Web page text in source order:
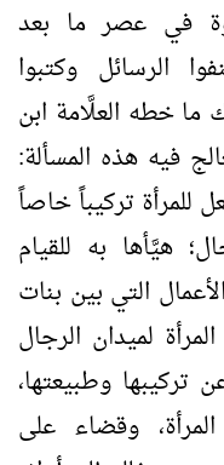
في عصر ما بعد
الرسائل وكتبوا
ما خطه العلَّامة ابن
فيه هذه المسألة:
للمرأة تركيباً خاصاً
هيَّأها به للقيام
التي بين بنات
لميدان الرجال
تركيبها وطبيعتها،
وقضاء على